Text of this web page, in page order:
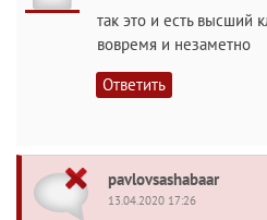
так это и есть высший
вовремя и незаметно
Ответить
pavlovsashabaar
13.04.2020 17:26